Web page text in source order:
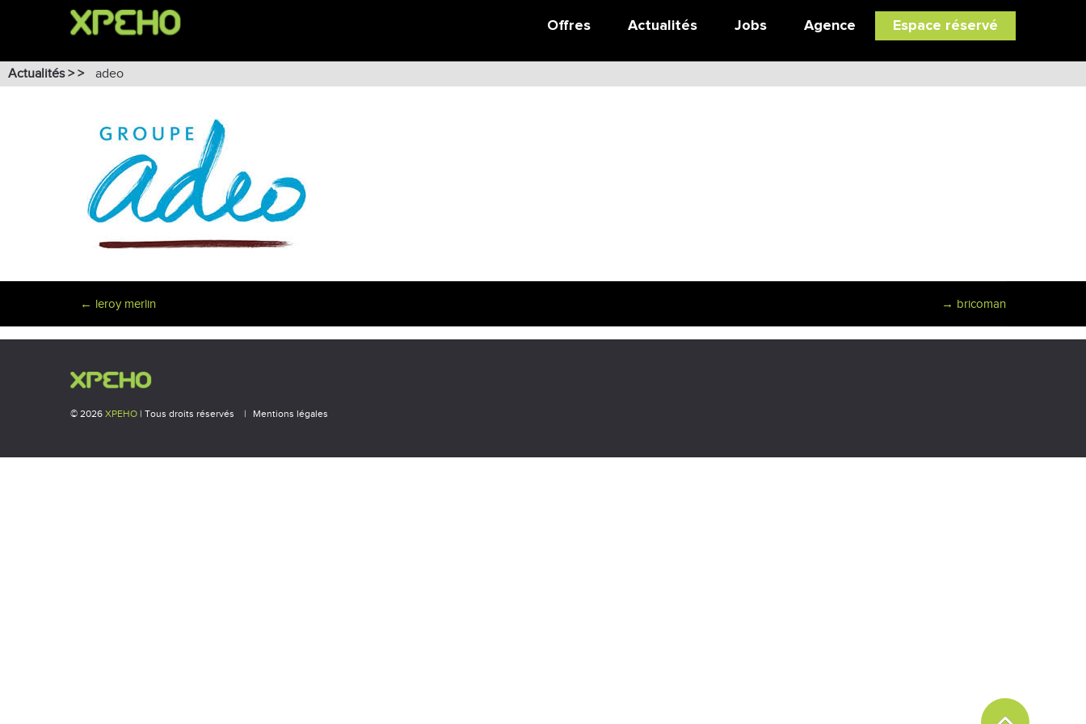
Offres Actualités Jobs Agence Espace réservé
adeo
Actualités > > adeo
← leroy merlin → bricoman
© 2026 XPEHO | Tous droits réservés Mentions légales